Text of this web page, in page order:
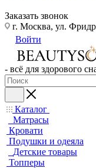
Заказать звонок
г. Москва, ул.
Войти
- всё для здорового
Каталог
Матрасы
Кровати
Подушки и одеяла
Детские товары
Топперы